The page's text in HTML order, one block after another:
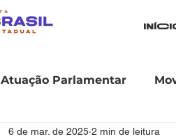
Atuação Parlamentar
6 de mar. de 2025 2 min de leitura